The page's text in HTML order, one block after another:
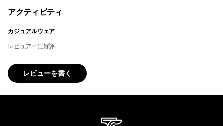
アクティビティ
カジュアルウェア
レビュアーに好評
レビューを書く